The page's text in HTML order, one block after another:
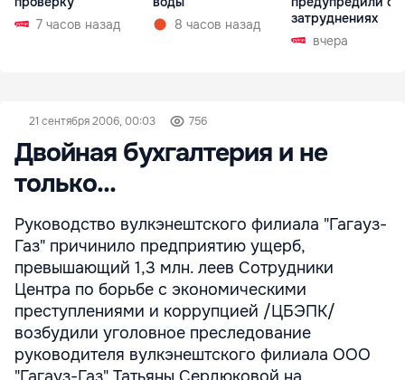
7 часов назад
8 часов назад
затруднениях
вчера
21 сентября 2006, 00:03 756
Двойная бухгалтерия и не
только...
Руководство вулкэнештского филиала "Гагауз-
Газ" причинило предприятию ущерб,
превышающий 1,3 млн. леев Сотрудники
Центра по борьбе с экономическими
преступлениями и коррупцией /ЦБЭПК/
возбудили уголовное преследование
руководителя вулкэнештского филиала ООО